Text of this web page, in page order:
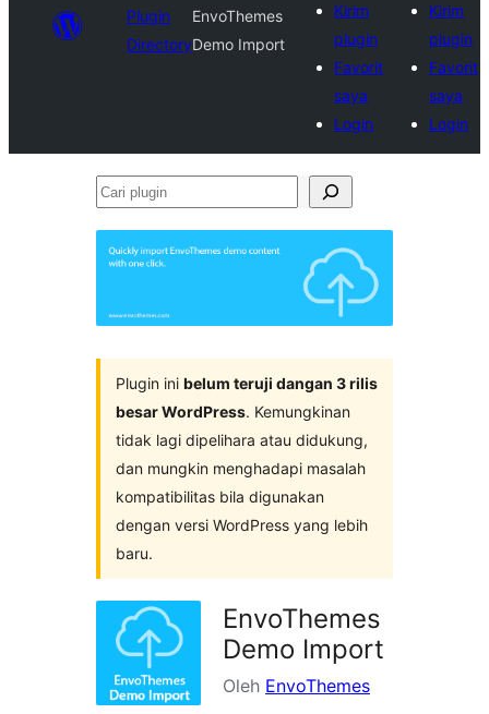
Plugin
Directory
EnvoThemes
Demo Import
Kirim
plugin
Favorit
saya
Login
Kirim
plugin
Favorit
saya
Login
Cari
Plugin ini belum teruji dangan 3 rilis
besar WordPress. Kemungkinan
tidak lagi dipelihara atau didukung,
dan mungkin menghadapi masalah
kompatibilitas bila digunakan
dengan versi WordPress yang lebih
baru.
EnvoThemes
Demo Import
Oleh EnvoThemes